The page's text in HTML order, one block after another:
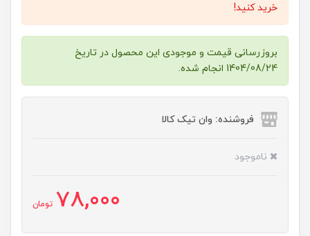
خرید کنید!
بروزرسانی قیمت و موجودی این محصول در تاریخ
1404/08/24 انجام شده.
فروشنده: وان تیک کالا
ناموجود
78,000 تومان